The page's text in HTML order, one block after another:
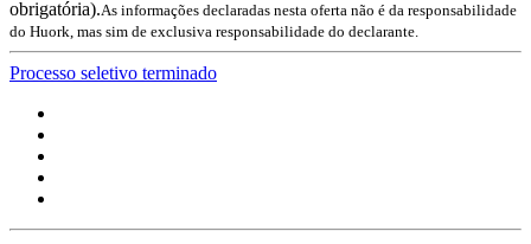
obrigatória).As informações declaradas nesta oferta não é da responsabilidade
do Huork, mas sim de exclusiva responsabilidade do declarante.
Processo seletivo terminado